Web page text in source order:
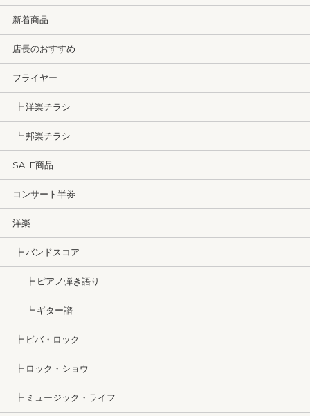
新着商品
店長のおすすめ
フライヤー
┣ 洋楽チラシ
┗ 邦楽チラシ
SALE商品
コンサート半券
洋楽
┣ バンドスコア
┣ ピアノ弾き語り
┗ ギター譜
┣ ビバ・ロック
┣ ロック・ショウ
┣ ミュージック・ライフ